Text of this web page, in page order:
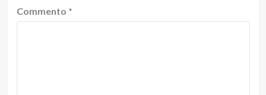
Commento *